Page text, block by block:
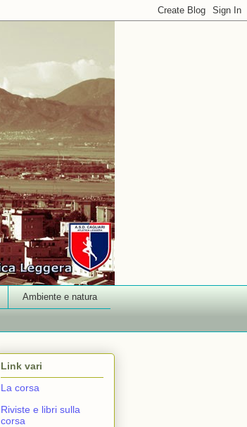
Ambiente e natura
Link vari
La corsa
Riviste e libri sulla
corsa